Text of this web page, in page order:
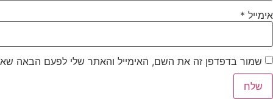
אימייל *
שמור בדפדפן זה את השם, האימייל והאתר שלי לפעם הבאה